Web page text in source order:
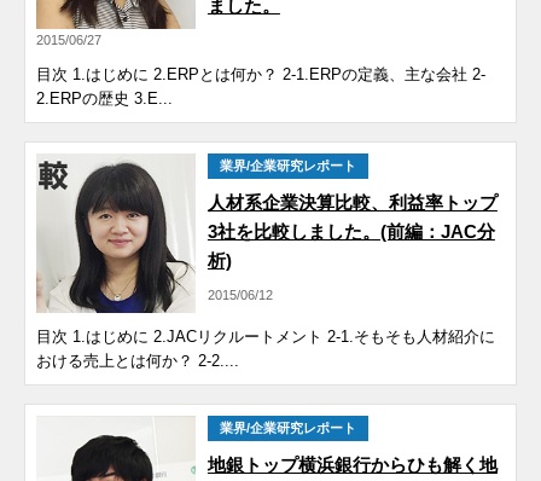
ました。
2015/06/27
目次 1.はじめに 2.ERPとは何か？ 2-1.ERPの定義、主な会社 2-
2.ERPの歴史 3.E...
業界/企業研究レポート
人材系企業決算比較、利益率トップ
3社を比較しました。(前編：JAC分
析)
2015/06/12
目次 1.はじめに 2.JACリクルートメント 2-1.そもそも人材紹介に
おける売上とは何か？ 2-2....
業界/企業研究レポート
地銀トップ横浜銀行からひも解く地